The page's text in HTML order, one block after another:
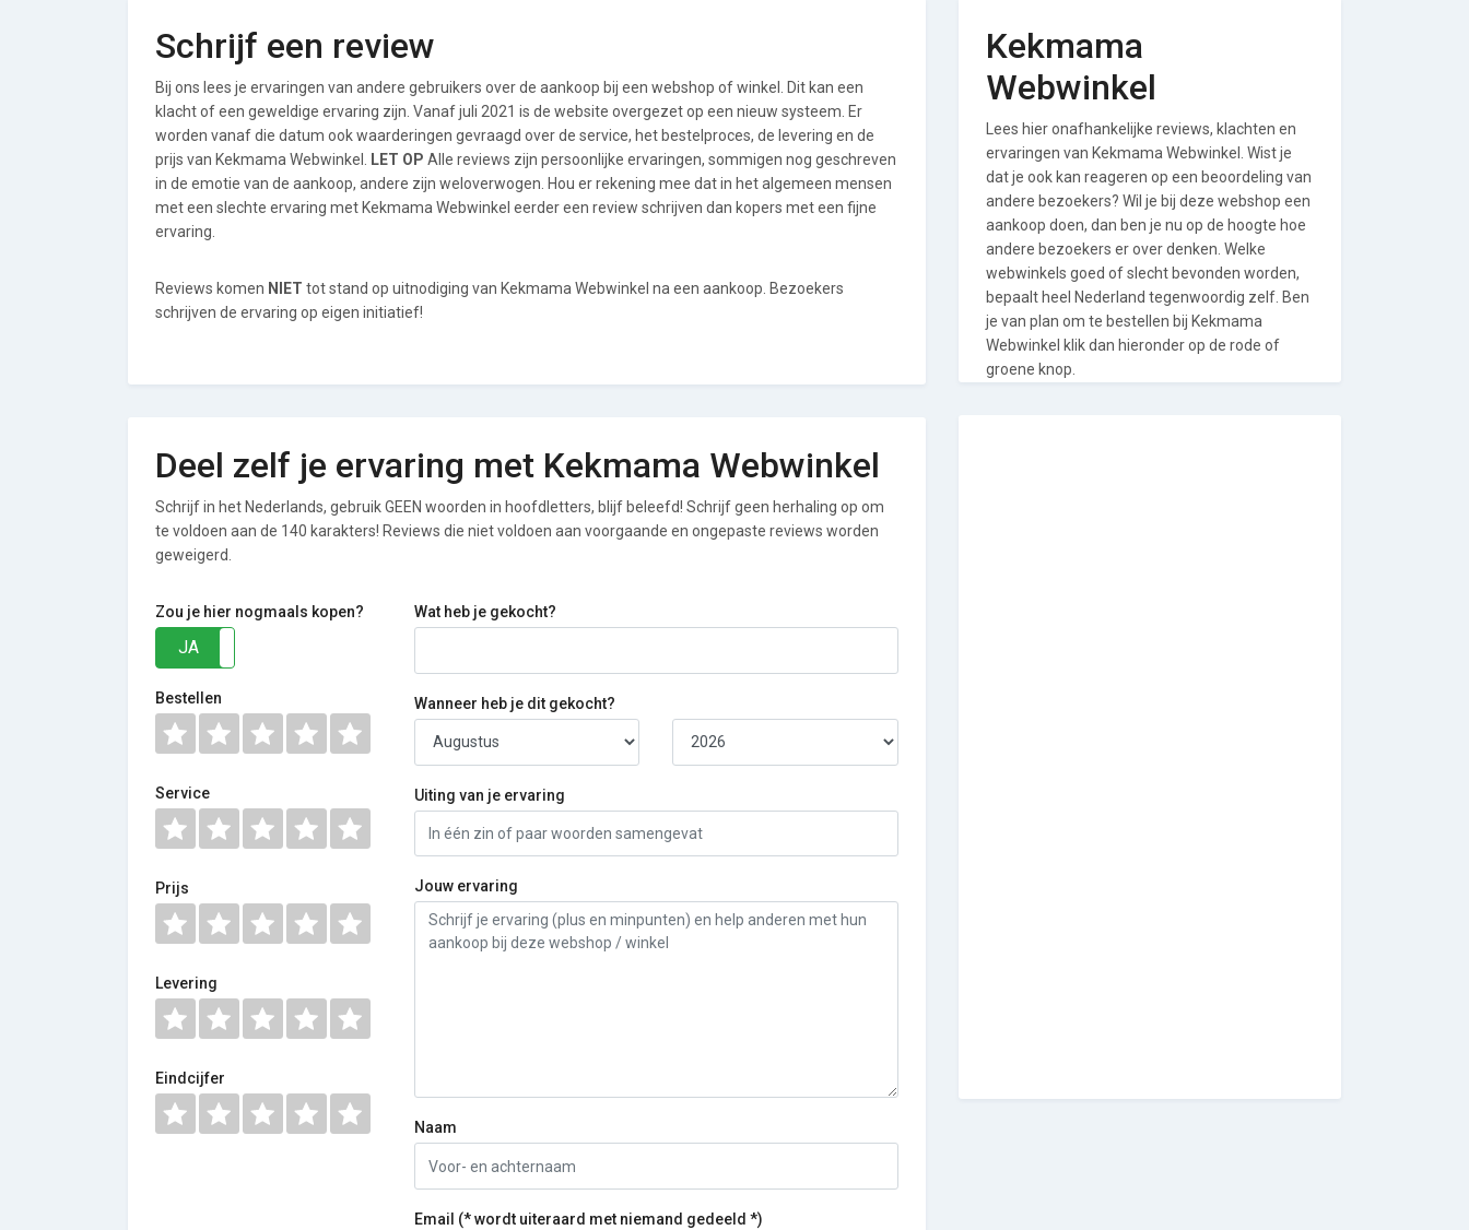
Schrijf een review
Bij ons lees je ervaringen van andere gebruikers over de aankoop bij een webshop of winkel. Dit kan een
klacht of een geweldige ervaring zijn. Vanaf juli 2021 is de website overgezet op een nieuw systeem. Er
worden vanaf die datum ook waarderingen gevraagd over de service, het bestelproces, de levering en de
prijs van Kekmama Webwinkel.
LET OP Alle reviews zijn persoonlijke ervaringen, sommigen nog geschreven
in de emotie van de aankoop, andere zijn weloverwogen. Hou er rekening mee dat in het algemeen mensen
met een slechte ervaring met Kekmama Webwinkel eerder een review schrijven dan kopers met een fijne
ervaring.
Reviews komen NIET tot stand op uitnodiging van Kekmama Webwinkel na een aankoop. Bezoekers
schrijven de ervaring op eigen initiatief!
Deel zelf je ervaring met Kekmama Webwinkel
Schrijf in het Nederlands, gebruik GEEN woorden in hoofdletters, blijf beleefd! Schrijf geen herhaling op om
te voldoen aan de 140 karakters! Reviews die niet voldoen aan voorgaande en ongepaste reviews worden
geweigerd.
Zou je hier nogmaals kopen?
JA
Bestellen
Service
Prijs
Levering
Eindcijfer
Wat heb je gekocht?
Wanneer heb je dit gekocht?
Uiting van je ervaring
Jouw ervaring
Naam
Email (* wordt uiteraard met niemand gedeeld *)
Kekmama
Webwinkel
Lees hier onafhankelijke reviews, klachten en
ervaringen van Kekmama Webwinkel. Wist je
dat je ook kan reageren op een beoordeling van
andere bezoekers? Wil je bij deze webshop een
aankoop doen, dan ben je nu op de hoogte hoe
andere bezoekers er over denken. Welke
webwinkels goed of slecht bevonden worden,
bepaalt heel Nederland tegenwoordig zelf. Ben
je van plan om te bestellen bij Kekmama
Webwinkel klik dan hieronder op de rode of
groene knop.